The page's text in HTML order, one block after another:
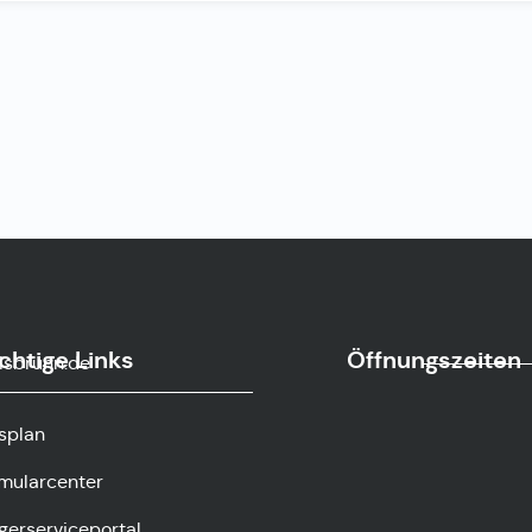
Links Öffnungszeiten